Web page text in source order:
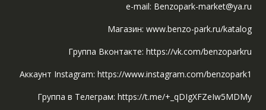
e-mail: Benzopark-market@ya.ru
Магазин: www.benzo-park.ru/katalog
Группа Вконтакте: https://vk.com/benzoparkru
Аккаунт Instagram: https://www.instagram.com/benzopark1
Группа в Телеграм: https://t.me/+_qDIgXFZeIw5MDMy